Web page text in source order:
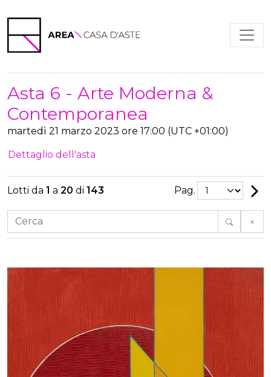
Asta 6 - Arte Moderna &
Contemporanea
martedì 21 marzo 2023 ore 17:00 (UTC +01:00)
Dettaglio dell'asta
Lotti da 1 a 20 di 143
Cerca
Pag.